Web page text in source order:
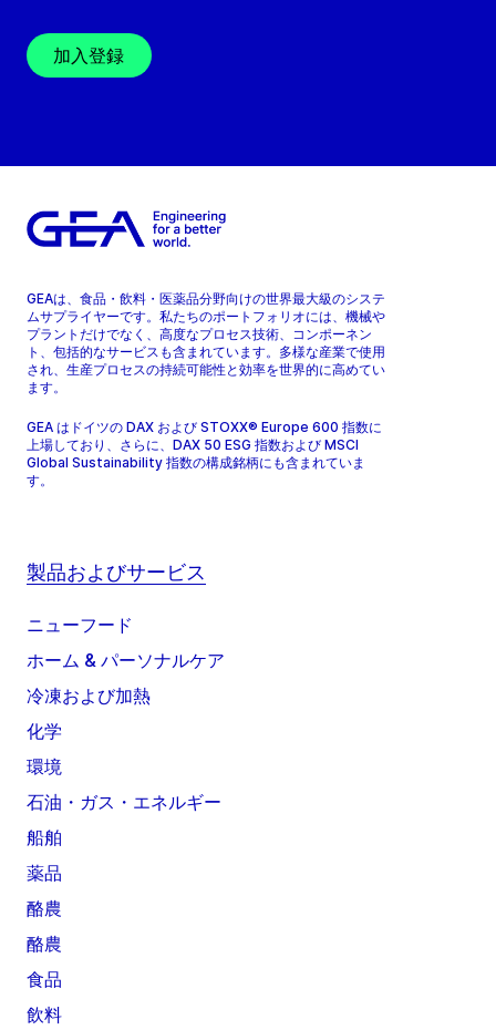
加入登録
GEAは、食品・飲料・医薬品分野向けの世界最大級のシステ
ムサプライヤーです。私たちのポートフォリオには、機械や
プラントだけでなく、高度なプロセス技術、コンポーネン
ト、包括的なサービスも含まれています。多様な産業で使用
され、生産プロセスの持続可能性と効率を世界的に高めてい
ます。
GEA はドイツの DAX および STOXX® Europe 600 指数に
上場しており、さらに、DAX 50 ESG 指数および MSCI
Global Sustainability 指数の構成銘柄にも含まれていま
す。
製品およびサービス
ニューフード
ホーム & パーソナルケア
冷凍および加熱
化学
環境
石油・ガス・エネルギー
船舶
薬品
酪農
酪農
食品
飲料